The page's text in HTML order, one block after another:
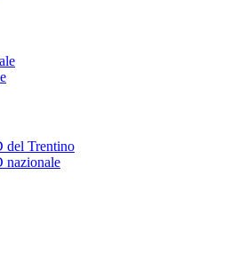
del Trentino
nazionale